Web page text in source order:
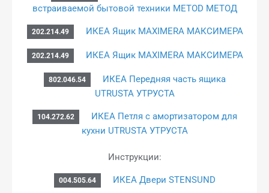
встраиваемой бытовой техники METOD МЕТОД
202.214.49 ИКЕА Ящик MAXIMERA МАКСИМЕРА
202.214.49 ИКЕА Ящик MAXIMERA МАКСИМЕРА
802.046.54
ИКЕА Передняя часть ящика
UTRUSTA УТРУСТА
104.272.62
ИКЕА Петля с амортизатором для
кухни UTRUSTA УТРУСТА
Инструкции:
004.505.64 ИКЕА Двери STENSUND